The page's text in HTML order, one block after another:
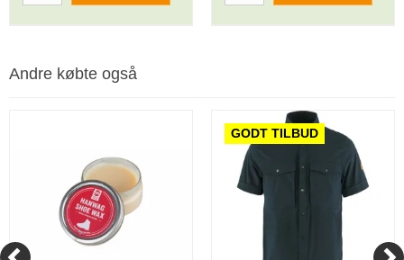
Andre købte også
GODT TILBUD